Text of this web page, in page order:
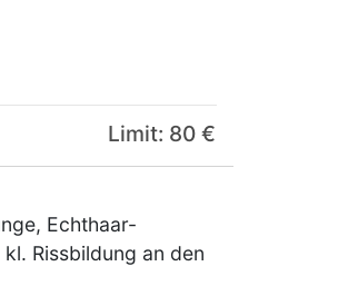
Limit: 80 €
Echthaar-
Rissbildung an den